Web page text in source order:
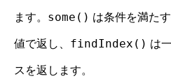
ます。 some() は条件を満た
値で返し、 findIndex() は
スを返します。